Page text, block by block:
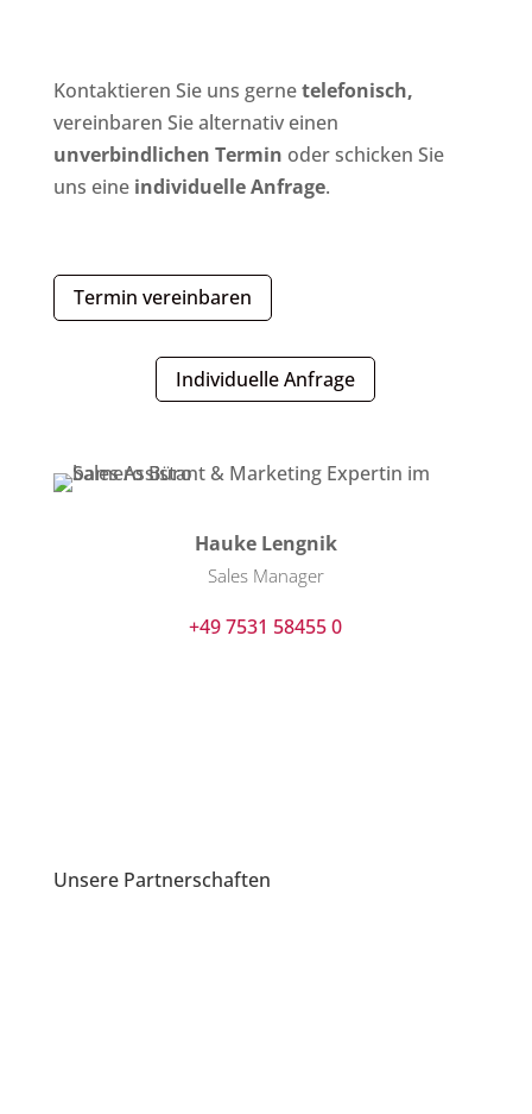
Kontaktieren Sie uns gernetelefonisch,
vereinbaren Sie alternativ einen
unverbindlichen Termin oder schicken Sie
uns eine individuelle Anfrage.
Termin vereinbaren
Individuelle Anfrage
Hauke Lengnik
Sales Manager
+49 7531 58455 0
Unsere Partnerschaften